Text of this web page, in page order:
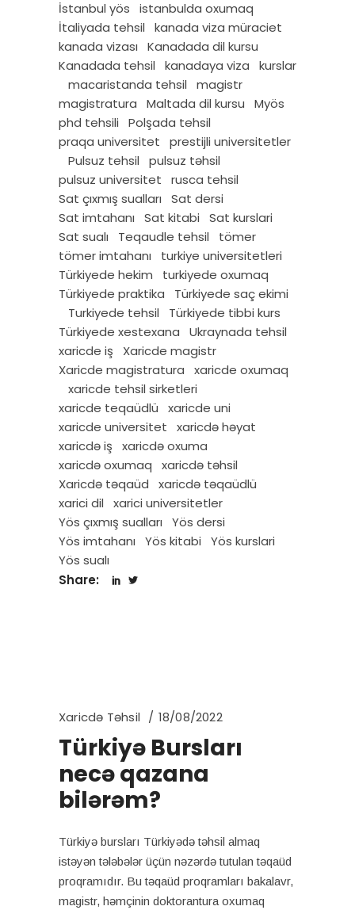
İstanbul yös
istanbulda oxumaq
İtaliyada tehsil
kanada viza müraciet
kanada vizası
Kanadada dil kursu
Kanadada tehsil
kanadaya viza
kurslar
macaristanda tehsil
magistr
magistratura
Maltada dil kursu
Myös
phd tehsili
Polşada tehsil
praqa universitet
prestijli universitetler
Pulsuz tehsil
pulsuz təhsil
pulsuz universitet
rusca tehsil
Sat çıxmış sualları
Sat dersi
Sat imtahanı
Sat kitabi
Sat kurslari
Sat sualı
Teqaudle tehsil
tömer
tömer imtahanı
turkiye universitetleri
Türkiyede hekim
turkiyede oxumaq
Türkiyede praktika
Türkiyede saç ekimi
Turkiyede tehsil
Türkiyede tibbi kurs
Türkiyede xestexana
Ukraynada tehsil
xaricde iş
Xaricde magistr
Xaricde magistratura
xaricde oxumaq
xaricde tehsil sirketleri
xaricde teqaüdlü
xaricde uni
xaricde universitet
xaricdə həyat
xaricdə iş
xaricdə oxuma
xaricdə oxumaq
xaricdə təhsil
Xaricdə təqaüd
xaricdə təqaüdlü
xarici dil
xarici universitetler
Yös çıxmış sualları
Yös dersi
Yös imtahanı
Yös kitabi
Yös kurslari
Yös sualı
Share:
Xaricdə Təhsil 18/08/2022
Türkiyə Bursları
necə qazana
bilərəm?
Türkiyə bursları Türkiyədə təhsil almaq
istəyən tələbələr üçün nəzərdə tutulan təqaüd
proqramıdır. Bu təqaüd proqramları bakalavr,
magistr, həmçinin doktorantura oxumaq